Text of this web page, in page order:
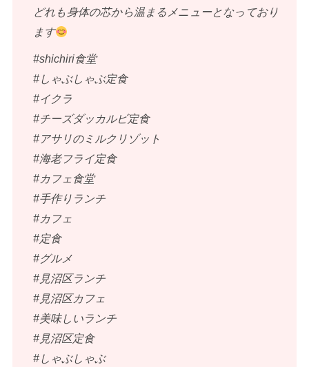
どれも身体の芯から温まるメニューとなっており
ます
#shichiri食堂
#しゃぶしゃぶ定食
#イクラ
#チーズダッカルビ定食
#アサリのミルクリゾット
#海老フライ定食
#カフェ食堂
#手作りランチ
#カフェ
#定食
#グルメ
#見沼区ランチ
#見沼区カフェ
#美味しいランチ
#見沼区定食
#しゃぶしゃぶ